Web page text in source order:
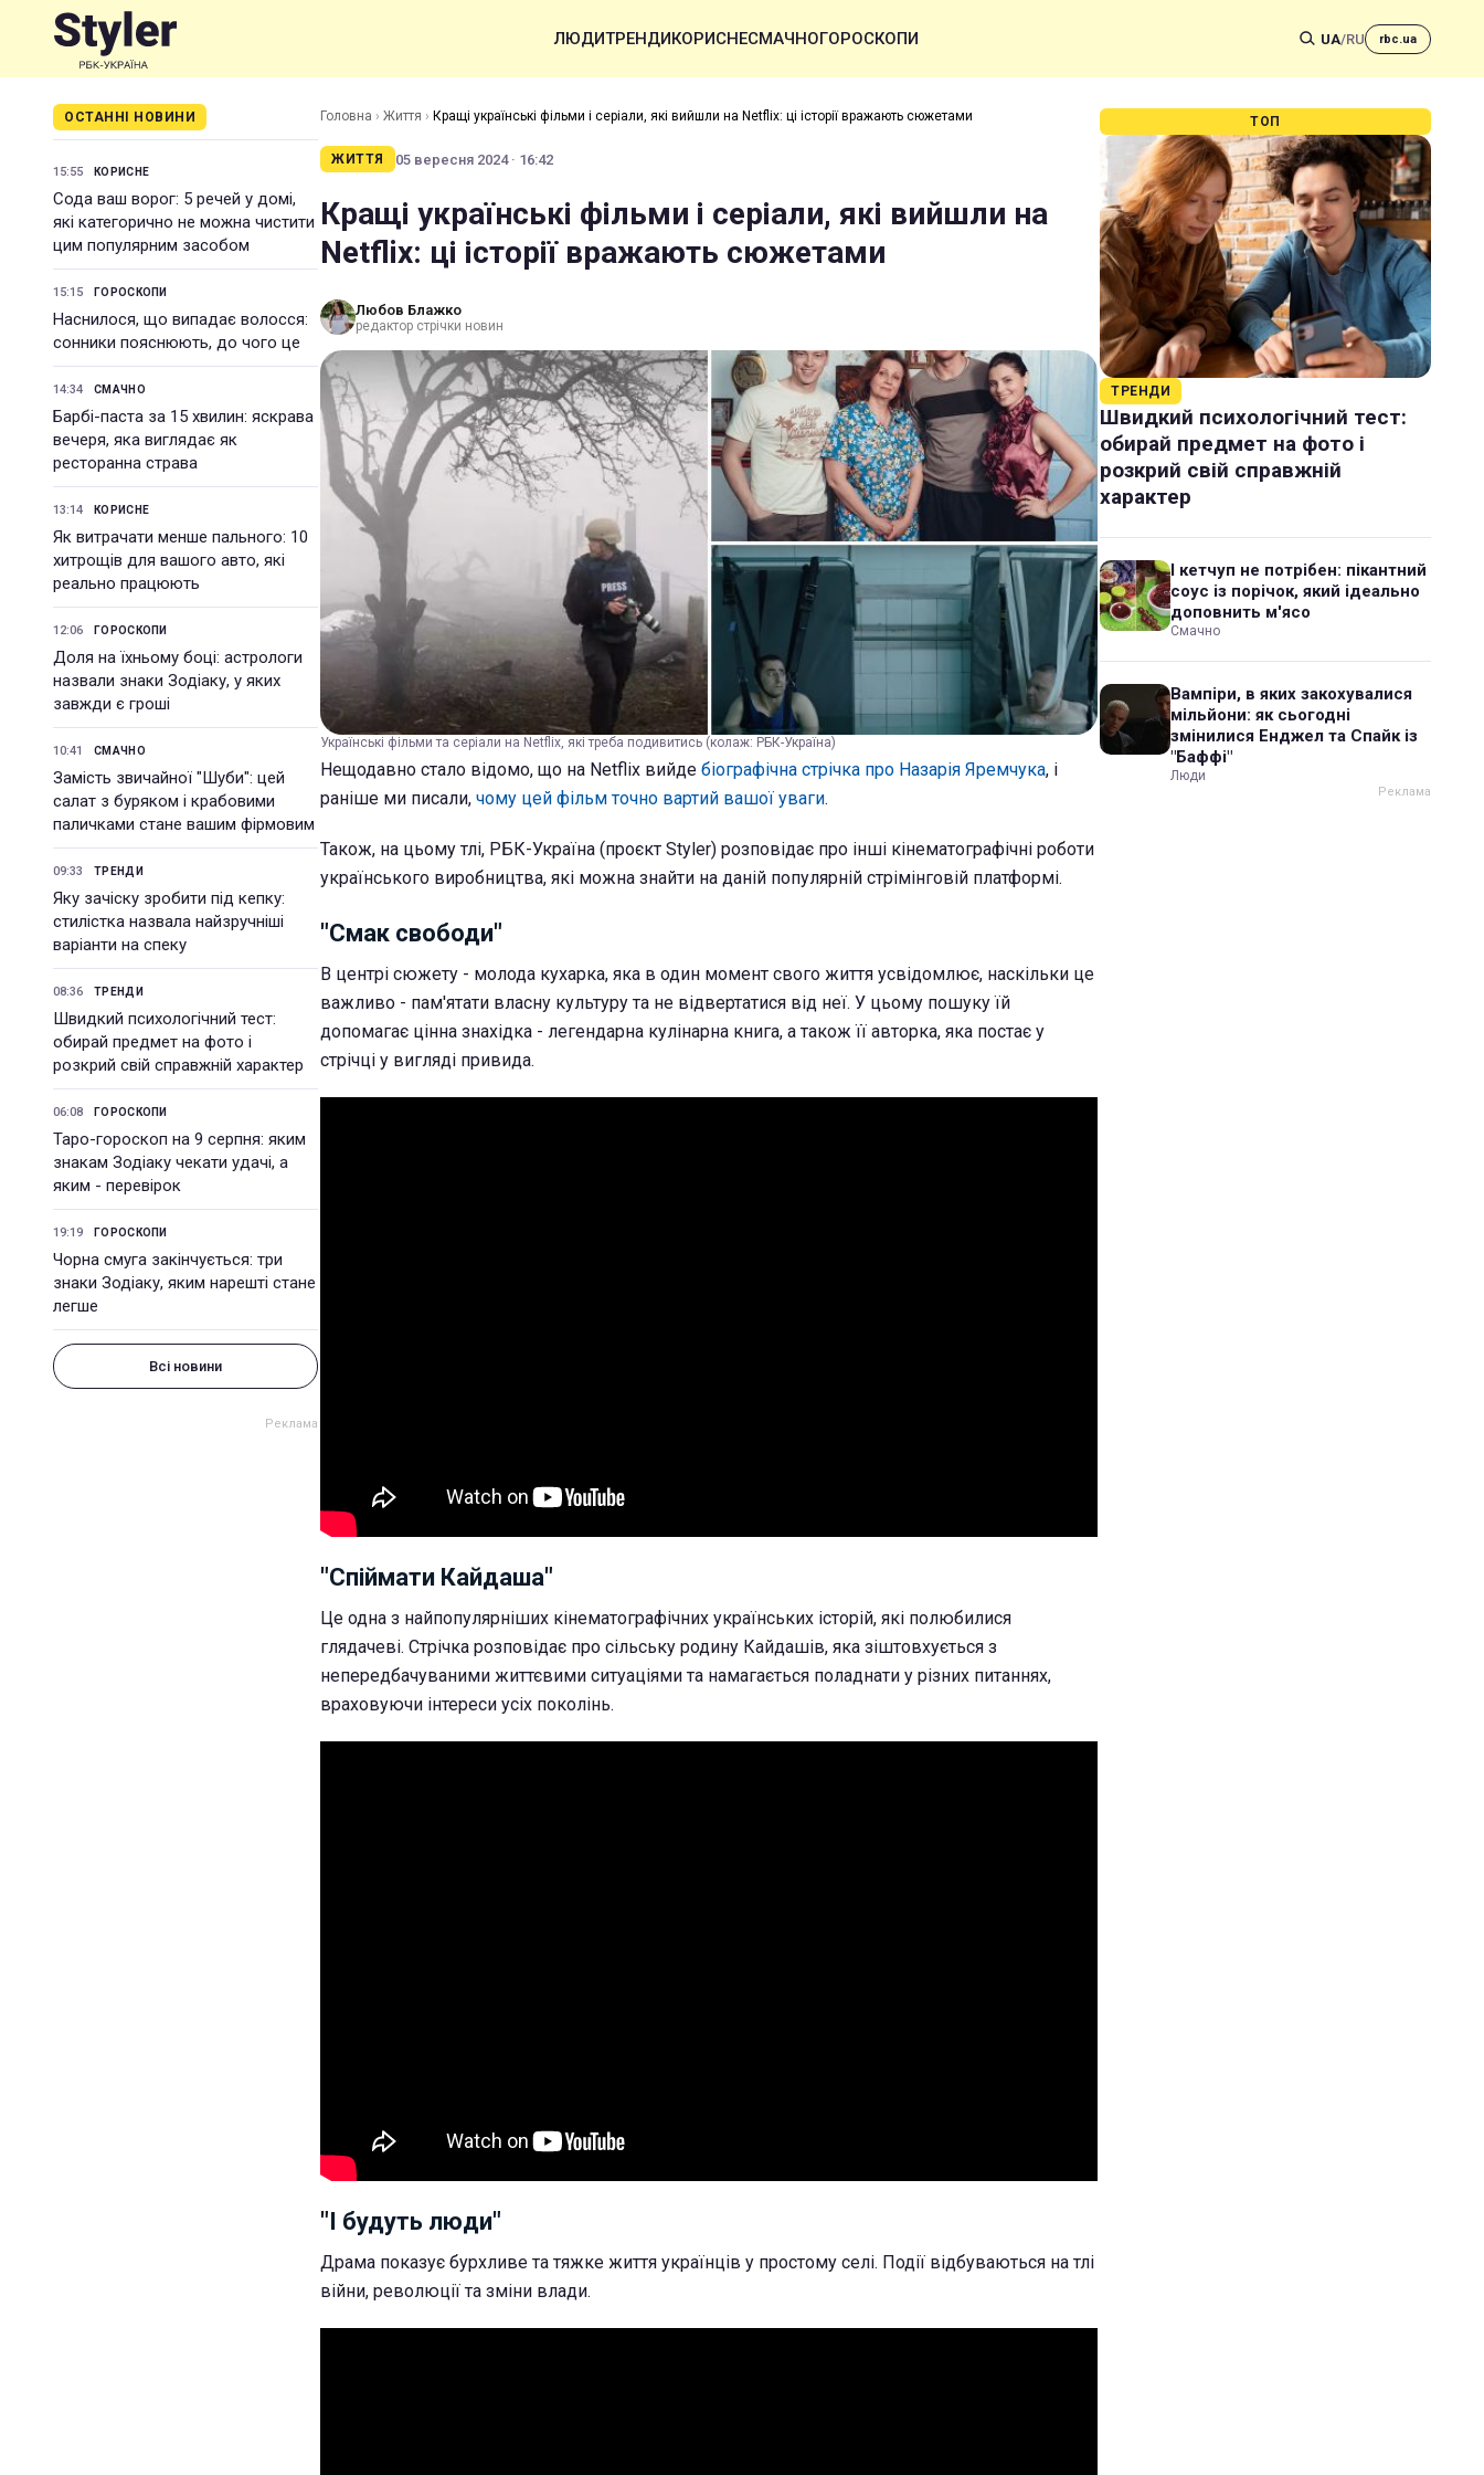
ЛЮДИТРЕНДИКОРИСНЕСМАЧНОГОРОСКОПИ UA/RU rbc.ua
ОСТАННІ НОВИНИ
15:55 КОРИСНЕ
Сода ваш ворог: 5 речей у домі,
які категорично не можна чистити
цим популярним засобом
15:15 ГОРОСКОПИ
Наснилося, що випадає волосся:
сонники пояснюють, до чого це
14:34 СМАЧНО
Барбі-паста за 15 хвилин: яскрава
вечеря, яка виглядає як
ресторанна страва
13:14 КОРИСНЕ
Як витрачати менше пального: 10
хитрощів для вашого авто, які
реально працюють
12:06 ГОРОСКОПИ
Доля на їхньому боці: астрологи
назвали знаки Зодіаку, у яких
завжди є гроші
10:41 СМАЧНО
Замість звичайної "Шуби": цей
салат з буряком і крабовими
паличками стане вашим фірмовим
09:33 ТРЕНДИ
Яку зачіску зробити під кепку:
стилістка назвала найзручніші
варіанти на спеку
08:36 ТРЕНДИ
Швидкий психологічний тест:
обирай предмет на фото і
розкрий свій справжній характер
06:08 ГОРОСКОПИ
Таро-гороскоп на 9 серпня: яким
знакам Зодіаку чекати удачі, а
яким - перевірок
19:19 ГОРОСКОПИ
Чорна смуга закінчується: три
знаки Зодіаку, яким нарешті стане
легше
Всі новини
Головна › Життя › Кращі українські фільми і серіали, які вийшли на Netflix: ці історії вражають сюжетами
ЖИТТЯ 05 вересня 2024 · 16:42
Кращі українські фільми і серіали, які вийшли на
Netflix: ці історії вражають сюжетами
Любов Блажко
редактор стрічки новин
Українські фільми та серіали на Netflix, які треба подивитись (колаж: РБК-Україна)
Нещодавно стало відомо, що на Netflix вийде біографічна стрічка про Назарія Яремчука, і
раніше ми писали, чому цей фільм точно вартий вашої уваги.
Також, на цьому тлі, РБК-Україна (проєкт Styler) розповідає про інші кінематографічні роботи
українського виробництва, які можна знайти на даній популярній стрімінговій платформі.
"Смак свободи"
В центрі сюжету - молода кухарка, яка в один момент свого життя усвідомлює, наскільки це
важливо - пам'ятати власну культуру та не відвертатися від неї. У цьому пошуку їй
допомагає цінна знахідка - легендарна кулінарна книга, а також її авторка, яка постає у
стрічці у вигляді привида.
"Спіймати Кайдаша"
Це одна з найпопулярніших кінематографічних українських історій, які полюбилися
глядачеві. Стрічка розповідає про сільську родину Кайдашів, яка зіштовхується з
непередбачуваними життєвими ситуаціями та намагається поладнати у різних питаннях,
враховуючи інтереси усіх поколінь.
"І будуть люди"
Драма показує бурхливе та тяжке життя українців у простому селі. Події відбуваються на тлі
війни, революції та зміни влади.
ТОП
ТРЕНДИ
Швидкий психологічний тест:
обирай предмет на фото і
розкрий свій справжній
характер
І кетчуп не потрібен: пікантний
соус із порічок, який ідеально
доповнить м'ясо
Смачно
Вампіри, в яких закохувалися
мільйони: як сьогодні
змінилися Енджел та Спайк із
"Баффі"
Люди